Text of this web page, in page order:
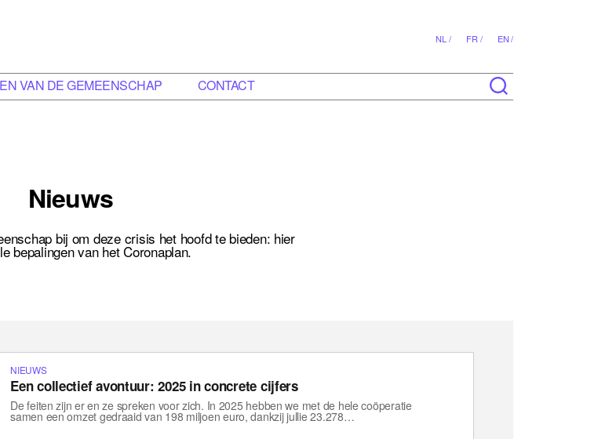
NL / FR / EN /
VAN DE GEMEENSCHAP CONTACT
Nieuws
bij om deze crisis het hoofd te bieden: hier
bepalingen van het Coronaplan.
NIEUWS
Een collectief avontuur: 2025 in concrete cijfers
De feiten zijn er en ze spreken voor zich. In 2025 hebben we met de hele coöperatie
samen een omzet gedraaid van 198 miljoen euro, dankzij jullie 23.278…